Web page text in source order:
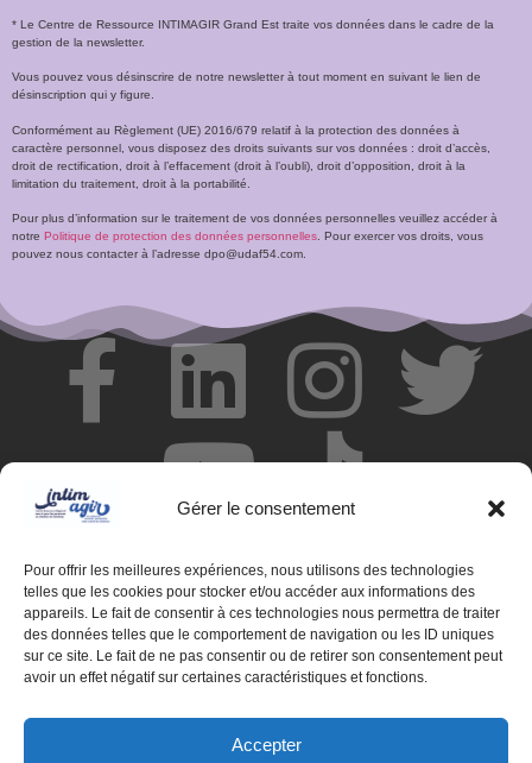
Gérer le consentement
Pour offrir les meilleures expériences, nous utilisons des technologies
telles que les cookies pour stocker et/ou accéder aux informations des
appareils. Le fait de consentir à ces technologies nous permettra de traiter
des données telles que le comportement de navigation ou les ID uniques
sur ce site. Le fait de ne pas consentir ou de retirer son consentement peut
avoir un effet négatif sur certaines caractéristiques et fonctions.
Accepter
* Le Centre de Ressource INTIMAGIR Grand Est traite vos données dans le cadre de la
gestion de la newsletter.
Vous pouvez vous désinscrire de notre newsletter à tout moment en suivant le lien de
désinscription qui y figure.
Conformément au Règlement (UE) 2016/679 relatif à la protection des données à
caractère personnel, vous disposez des droits suivants sur vos données : droit d’accès,
droit de rectification, droit à l’effacement (droit à l’oubli), droit d’opposition, droit à la
limitation du traitement, droit à la portabilité.
Pour plus d’information sur le traitement de vos données personnelles veuillez accéder à
notre Politique de protection des données personnelles . Pour exercer vos droits, vous
pouvez nous contacter à l’adresse dpo@udaf54.com.
© Centre de ressources INTIMAGIR Grand Est – 124 rue de
Newcastle 54000 NANCY
Mentions légales